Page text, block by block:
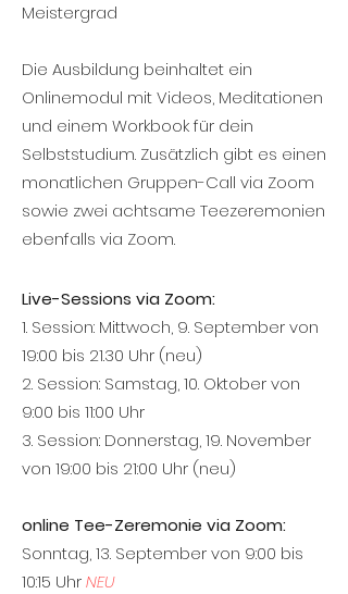
Meistergrad
Die Ausbildung beinhaltet ein
Onlinemodul mit Videos, Meditationen
und einem Workbook für dein
Selbststudium. Zusätzlich gibt es einen
monatlichen Gruppen-Call via Zoom
sowie zwei achtsame Teezeremonien
ebenfalls via Zoom.
Live-Sessions via Zoom:
1. Session: Mittwoch, 9. September von
19:00 bis 21.30 Uhr (neu)
2. Session: Samstag, 10. Oktober von
9:00 bis 11:00 Uhr
3. Session: Donnerstag, 19. November
von 19:00 bis 21:00 Uhr (neu)
online Tee-Zeremonie via Zoom:
Sonntag, 13. September von 9:00 bis
10:15 UhrNEU